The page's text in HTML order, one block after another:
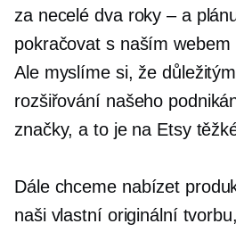
za necelé dva roky – a
pokračovat s naším webem
Ale myslíme si, že
rozšiřování našeho
značky, a to je na Etsy
Dále chceme nabízet
naši vlastní originální